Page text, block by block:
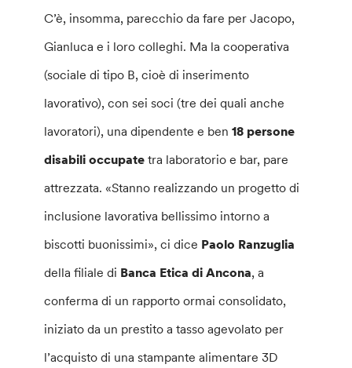
C’è, insomma, parecchio da fare per Jacopo,
Gianluca e i loro colleghi. Ma la cooperativa
(sociale di tipo B, cioè di inserimento
lavorativo), con sei soci (tre dei quali anche
lavoratori), una dipendente e ben18 persone
disabili occupate tra laboratorio e bar, pare
attrezzata. «Stanno realizzando un progetto di
inclusione lavorativa bellissimo intorno a
biscotti buonissimi», ci dice Paolo Ranzuglia
della filiale di Banca Etica di Ancona, a
conferma di un rapporto ormai consolidato,
iniziato da un prestito a tasso agevolato per
l’acquisto di una stampante alimentare 3D